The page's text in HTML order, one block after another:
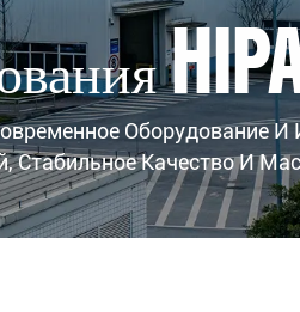
Оборудование
Стабильное Качество И